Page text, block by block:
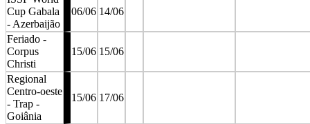
Cup Gabala
- Azerbaijão
06/06 14/06
Feriado -
Corpus
Christi
15/06 15/06
Regional
Centro-oeste
- Trap -
Goiânia
15/06 17/06